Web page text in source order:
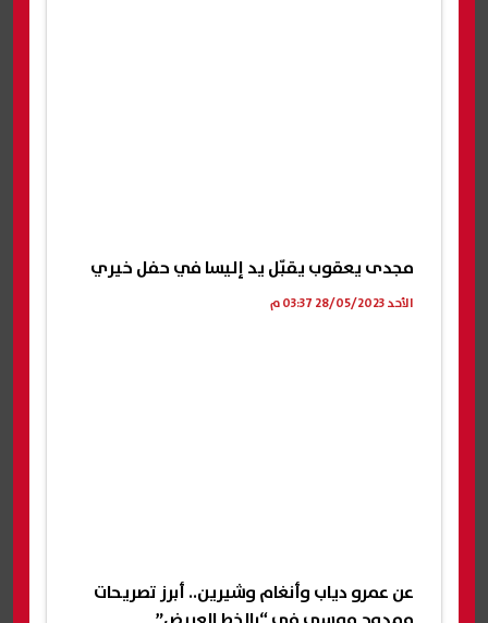
مجدى يعقوب يقبّل يد إليسا في حفل خيري
الأحد 28/05/2023 03:37 م
عن عمرو دياب وأنغام وشيرين.. أبرز تصريحات